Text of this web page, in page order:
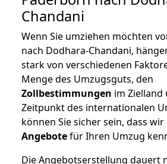
Chandani
Wenn Sie umziehen möchten
nach Dodhara-Chandani,
stark von verschiedenen
Menge des Umzugsguts, den
Zollbestimmungen im Zielland
Zeitpunkt des internationalen
können Sie sicher sein, dass wir
Angebotefür Ihren Umzug
Die Angebotserstellung dauert